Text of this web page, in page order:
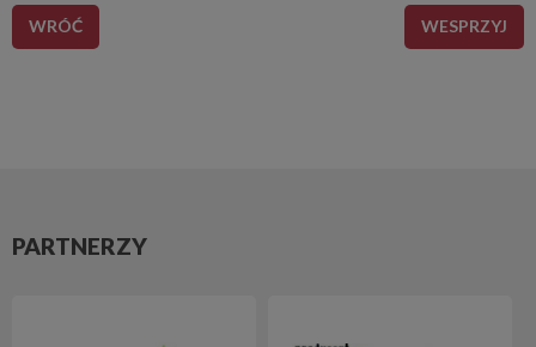
WRÓĆ WESPRZYJ
PARTNERZY